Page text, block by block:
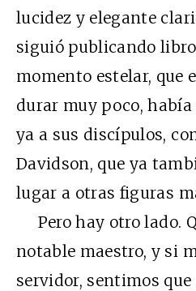
lucidez y elegante
siguió publicando
momento estelar, que
durar muy poco,
ya a sus discípulos,
Davidson, que ya
lugar a otras figuras
Pero hay otro lado.
notable maestro, y si
servidor, sentimos